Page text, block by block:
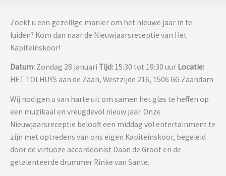
Zoekt u een gezellige manier om het nieuwe jaar in te
luiden? Kom dan naar de Nieuwjaarsreceptie van Het
Kapiteinskoor!
Datum: Zondag 28 januari Tijd: 15:30 tot 19:30 uur Locatie:
HET TOLHUYS aan de Zaan, Westzijde 216, 1506 GG Zaandam
Wij nodigen u van harte uit om samen het glas te heffen op
een muzikaal en vreugdevol nieuw jaar. Onze
Nieuwjaarsreceptie belooft een middag vol entertainment te
zijn met optredens van ons eigen Kapiteinskoor, begeleid
door de virtuoze accordeonist Daan de Groot en de
getalenteerde drummer Rinke van Sante.